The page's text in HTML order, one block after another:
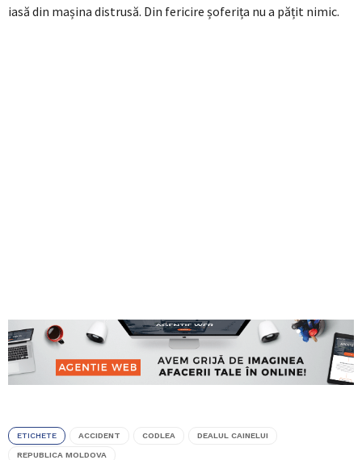
iasă din mașina distrusă. Din fericire șoferița nu a pățit nimic.
ETICHETE ACCIDENT CODLEA DEALUL CAINELUI
REPUBLICA MOLDOVA